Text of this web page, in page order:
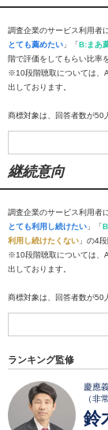
調査企業のサービス利用者
とても薦めたい 」「B:まあ
階で評価をしてもらい比率
※10段階聴取については、
出しております。
商標対象は、回答者数が50
継続意向
調査企業のサービス利用者
とても利用し続けたい 」「
利用し続けたくない 」の4
※10段階聴取については、
出しております。
商標対象は、回答者数が50
ランキング監修
慶應
（非
鈴